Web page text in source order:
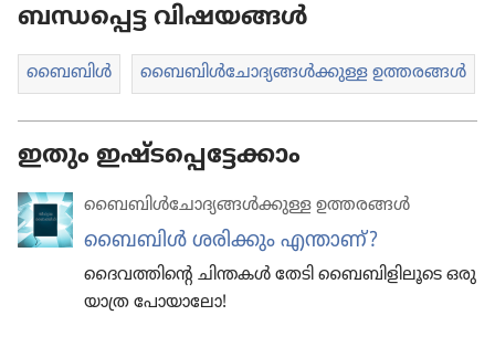
ബന്ധപ്പെട്ട വിഷയങ്ങൾ
ബൈബിൾ ബൈബിൾചോ​ദ്യ​ങ്ങൾക്കുള്ള ഉത്തരങ്ങൾ
ഇതും ഇഷ്ടപ്പെട്ടേക്കാം
ബൈബിൾചോ​ദ്യ​ങ്ങൾക്കുള്ള ഉത്തരങ്ങൾ
ബൈബിൾ ശരിക്കും എന്താണ്‌?
ദൈവ​ത്തി​ന്റെ ചിന്തകൾ തേടി ബൈബി​ളി​ലൂ​ടെ ഒരു
യാത്ര പോയാ​ലോ!